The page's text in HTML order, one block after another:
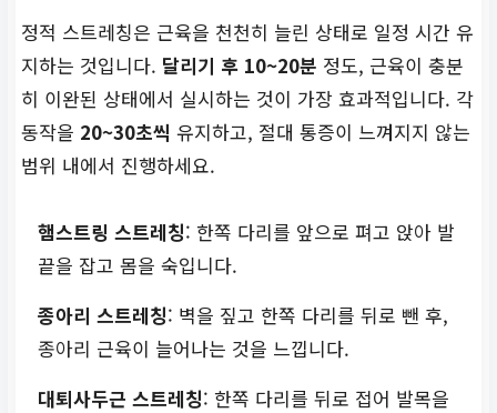
정적 스트레칭은 근육을 천천히 늘린 상태로 일정 시간 유
지하는 것입니다. 달리기 후 10~20분 정도, 근육이 충분
히 이완된 상태에서 실시하는 것이 가장 효과적입니다. 각
동작을 20~30초씩 유지하고, 절대 통증이 느껴지지 않는
범위 내에서 진행하세요.
햄스트링 스트레칭: 한쪽 다리를 앞으로 펴고 앉아 발
끝을 잡고 몸을 숙입니다.
종아리 스트레칭: 벽을 짚고 한쪽 다리를 뒤로 뺀 후,
종아리 근육이 늘어나는 것을 느낍니다.
대퇴사두근 스트레칭: 한쪽 다리를 뒤로 접어 발목을